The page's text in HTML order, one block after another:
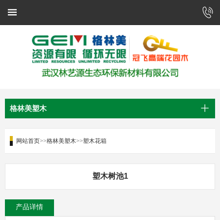
格林美塑木
网站首页>>格林美塑木>>塑木花箱
塑木树池1
产品详情